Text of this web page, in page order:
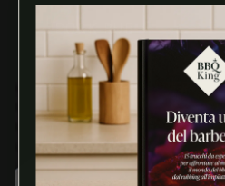
PORK RUB